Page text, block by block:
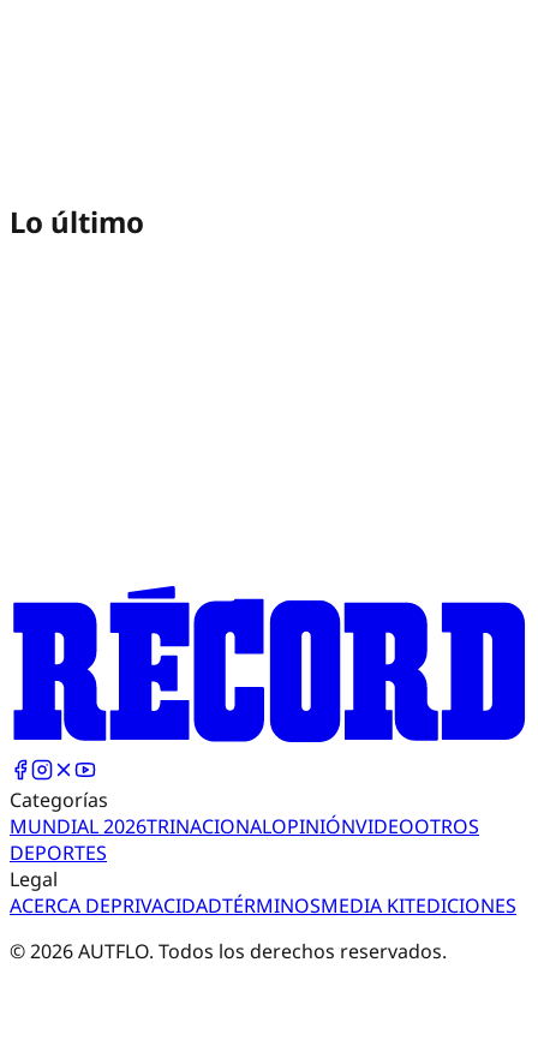
Lo último
Categorías
MUNDIAL 2026TRINACIONALOPINIÓNVIDEOOTROS
DEPORTES
Legal
ACERCA DEPRIVACIDADTÉRMINOSMEDIA KITEDICIONES
©2026AUTFLO. Todos los derechos reservados.